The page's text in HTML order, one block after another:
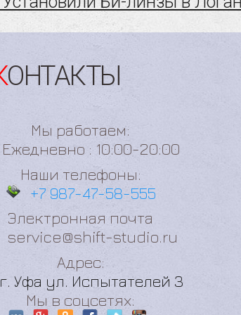
КОНТАКТЫ
Мы работаем:
Ежедневно : 10:00-20:00
Наши телефоны:
+7 987-47-58-555
Электронная почта
service@shift-studio.ru
Адрес:
Уфа ул. Испытателей 3
Мы в соцсетях: